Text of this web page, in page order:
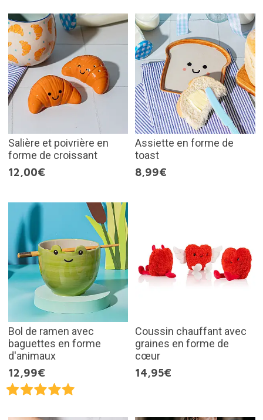
Salière et poivrière en
forme de croissant
12,00€
Assiette en forme de
toast
8,99€
Bol de ramen avec
baguettes en forme
d'animaux
12,99€
Coussin chauffant avec
graines en forme de
cœur
14,95€